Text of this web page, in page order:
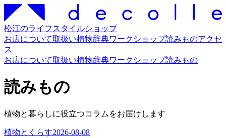
松江のライフスタイルショップ
お店について取扱い植物辞典ワークショップ読みものアクセ
ス
お店について取扱い植物辞典ワークショップ読みもの
読みもの
植物と暮らしに役立つコラムをお届けします
植物とくらす2026-08-08